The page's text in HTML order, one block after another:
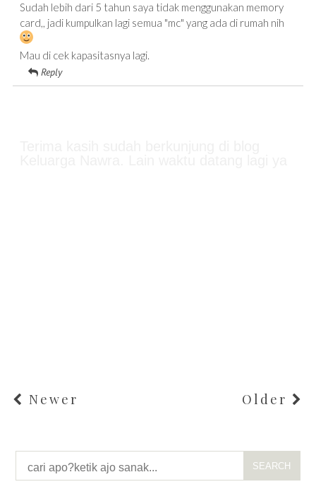
Sudah lebih dari 5 tahun saya tidak menggunakan memory
card,, jadi kumpulkan lagi semua "mc" yang ada di rumah nih
Mau di cek kapasitasnya lagi.
Reply
Newer Older
SEARCH